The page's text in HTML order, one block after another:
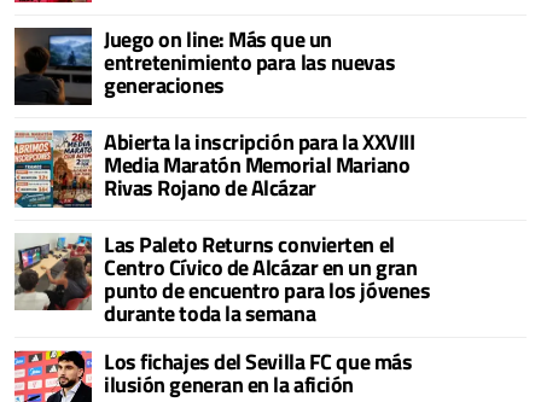
Juego on line: Más que un
entretenimiento para las nuevas
generaciones
Abierta la inscripción para la XXVIII
Media Maratón Memorial Mariano
Rivas Rojano de Alcázar
Las Paleto Returns convierten el
Centro Cívico de Alcázar en un gran
punto de encuentro para los jóvenes
durante toda la semana
Los fichajes del Sevilla FC que más
ilusión generan en la afición